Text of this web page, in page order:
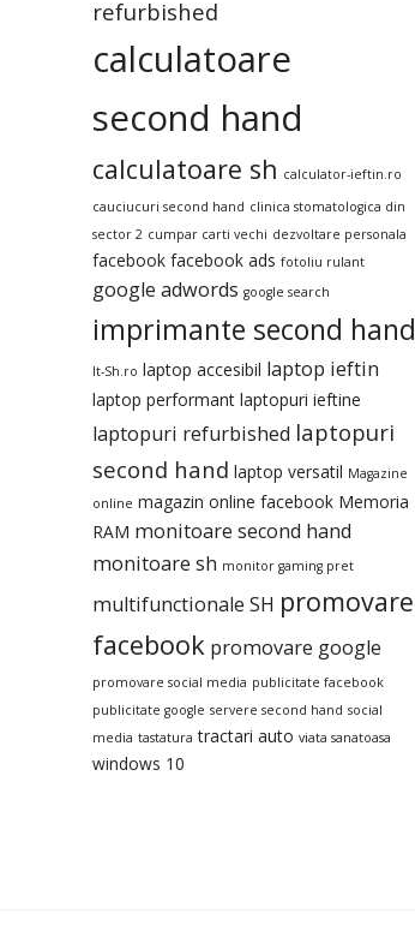
refurbished
calculatoare
second hand
calculatoare sh calculator-ieftin.ro
cauciucuri second hand clinica stomatologica din
sector 2 cumpar carti vechi dezvoltare personala
facebook facebook ads fotoliu rulant
google adwords google search
imprimante second hand
It-Sh.ro laptop accesibil laptop ieftin
laptop performant laptopuri ieftine
laptopuri refurbished laptopuri
second hand laptop versatil Magazine
online magazin online facebook Memoria
RAM monitoare second hand
monitoare sh monitor gaming pret
multifunctionale SH promovare
facebook promovare google
promovare social media publicitate facebook
publicitate google servere second hand social
media tastatura tractari auto viata sanatoasa
windows 10